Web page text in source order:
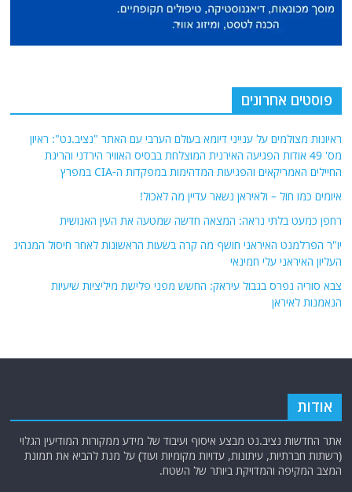
פוסטים אחרונים
ראיונות מצולמים על ענייני דיומא בעולם הערבי עם האתר "נציב.נט": ראיון
מס' 49 אודות הפגיעה האירנית המוצלחת בבסיס האוויר הירדני והריגת
החיילים האמריקאים והפגיעות המדהימות במפקדות ה-CIA במפרץ
איומים כמו חול – ולאיראן נשאר עדיין מה לאכול!
רחפן כמעט בלתי נראה: המצאה חדשה שמטעה את העין האנושית
יו"ר הפרלמנט האיראני חושף מה קרה בשעות הראשונות לאחר חיסול המנהיג
העליון האיראני עלי חמינאי
צבא סוריה נפרס בגבול עיראק: החשש מפני פלישת מיליציות שיעיות
הנאמנות לאיראן
אודות
אתר החדשות נציב.נט מבצע איסוף ועיבוד של מידע ממקורות המודיעין הגלוי
(רשתות חברתיות, עיתונות, עדויות מקומיות ועוד) על מנת להביא את תמונת
המצב המקיפה והמדויקת ביותר של השטח.